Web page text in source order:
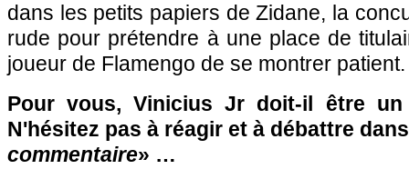
dans les petits papiers de Zidane, la
rude pour prétendre à une place de
joueur de Flamengo de se montrer patient.
Pour vous, Vinicius Jr doit-il être
N'hésitez pas à réagir et à débattre
commentaire» …